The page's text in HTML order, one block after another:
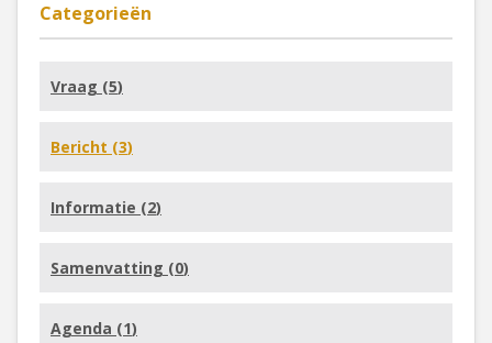
Categorieën
Vraag (5)
Bericht (3)
Informatie (2)
Samenvatting (0)
Agenda (1)